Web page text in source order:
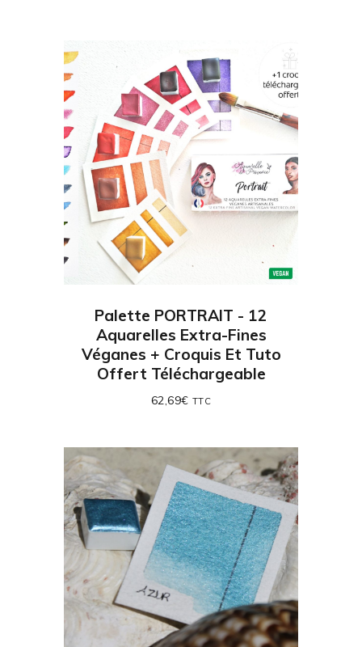
Palette PORTRAIT - 12
Aquarelles Extra-Fines
Véganes + Croquis Et Tuto
Offert Téléchargeable
62,69€ TTC